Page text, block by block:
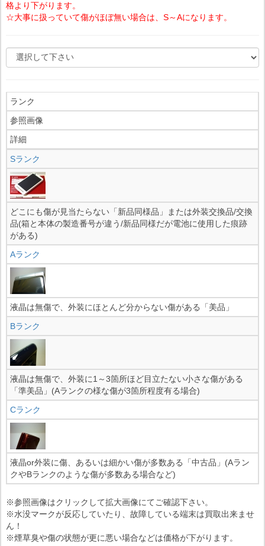
格より下がります。
☆大事に扱っていて傷がほぼ無い場合は、S～Aになります。
ランク
参照画像
詳細
Sランク
どこにも傷が見当たらない「新品同様品」または外装交換品/交換
品(箱と本体の製造番号が違う/新品同様だが電池に使用した痕跡
がある)
Aランク
液晶は無傷で、外装にほとんど分からない傷がある「美品」
Bランク
液晶は無傷で、外装に1～3箇所ほど目立たない小さな傷がある
「準美品」(Aランクの様な傷が3箇所程度有る場合)
Cランク
液晶or外装に傷、あるいは細かい傷が多数ある「中古品」(Aラン
クやBランクのような傷が多数ある場合など)
※参照画像はクリックして拡大画像にてご確認下さい。
※水没マークが反応していたり、故障している端末は買取出来ませ
ん！
※煙草臭や傷の状態が更に悪い場合などは価格が下がります。